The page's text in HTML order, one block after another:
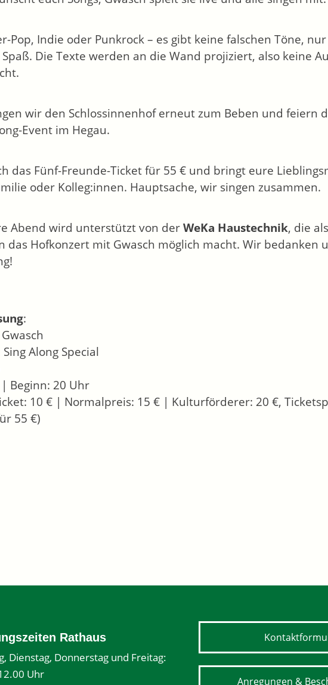
Pop, Indie oder Punkrock – es gibt keine falschen Töne,
Die Texte werden an die Wand projiziert, also keine
wir den Schlossinnenhof erneut zum Beben und feiern
Event im Hegau.
das Fünf-Freunde-Ticket für 55 € und bringt eure
oder Kolleg:innen. Hauptsache, wir singen zusammen.
Abend wird unterstützt von derWeKa Haustechnik, die
das Hofkonzert mit Gwasch möglich macht. Wir bedanken
:
Along Special
Beginn: 20 Uhr
10 € | Normalpreis: 15 € | Kulturförderer: 20 €,
55 €)
Rathaus
Dienstag, Donnerstag und Freitag:
Uhr
Anregungen &